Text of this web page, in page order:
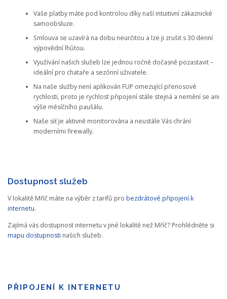
Vaše platby máte pod kontrolou díky naší intuitivní zákaznické
samoobsluze.
Smlouva se uzavírá na dobu neurčitou a lze ji zrušit s 30 denní
výpovědní lhůtou.
Využívání našich služeb lze jednou ročně dočasně pozastavit –
ideální pro chataře a sezónní uživatele.
Na naše služby není aplikován FUP omezující přenosové
rychlosti, proto je rychlost připojení stále stejná a nemění se ani
výše měsíčního paušálu.
Naše síť je aktivně monitorována a neustále Vás chrání
moderními firewally.
Dostupnost služeb
V lokalitě Mříč máte na výběr z tarifů pro bezdrátové připojení k
internetu.
Zajímá vás dostupnost internetu v jiné lokalitě než Mříč? Prohlédněte si
mapu dostupnosti našich služeb.
PŘIPOJENÍ K INTERNETU